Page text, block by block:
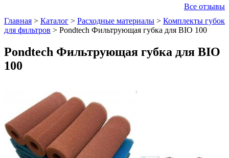
Все отзывы
Главная > Каталог > Расходные материалы > Комплекты губок
для фильтров > Pondtech Фильтрующая губка для BIO 100
Pondtech Фильтрующая губка для BIO
100